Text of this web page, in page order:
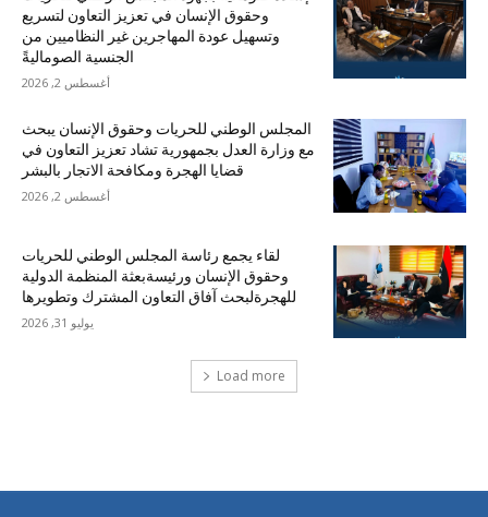
وحقوق الإنسان في تعزيز التعاون لتسريع
وتسهيل عودة المهاجرين غير النظاميين من
الجنسية الصوماليةً
أغسطس 2, 2026
المجلس الوطني للحريات وحقوق الإنسان يبحث
مع وزارة العدل بجمهورية تشاد تعزيز التعاون في
قضايا الهجرة ومكافحة الاتجار بالبشر
أغسطس 2, 2026
لقاء يجمع رئاسة المجلس الوطني للحريات
وحقوق الإنسان ورئيسةبعثة المنظمة الدولية
للهجرةلبحث آفاق التعاون المشترك وتطويرها
يوليو 31, 2026
Load more